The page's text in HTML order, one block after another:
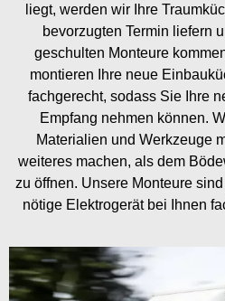
liegt, werden wir Ihre
bevorzugten Termin liefern
geschulten Monteure
montieren Ihre neue
fachgerecht, sodass Sie Ihre
Empfang nehmen können.
Materialien und Werkzeuge
weiteres machen, als dem
zu öffnen. Unsere Monteure
nötige Elektrogerät bei Ihnen